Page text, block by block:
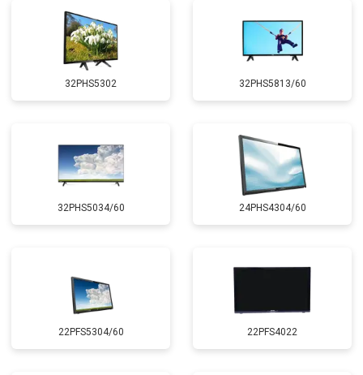
32PHS5302 32PHS5813/60
32PHS5034/60 24PHS4304/60
22PFS5304/60 22PFS4022